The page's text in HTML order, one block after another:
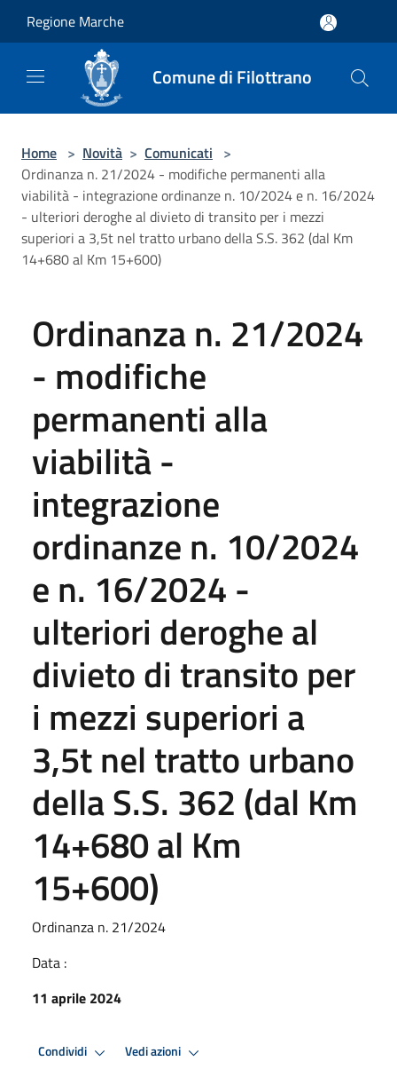
Regione Marche
Comune di Filottrano
Home > Novità > Comunicati >
Ordinanza n. 21/2024 - modifiche permanenti alla
viabilità - integrazione ordinanze n. 10/2024 e n. 16/2024
- ulteriori deroghe al divieto di transito per i mezzi
superiori a 3,5t nel tratto urbano della S.S. 362 (dal Km
14+680 al Km 15+600)
Ordinanza n. 21/2024
- modifiche
permanenti alla
viabilità -
integrazione
ordinanze n. 10/2024
e n. 16/2024 -
ulteriori deroghe al
divieto di transito per
i mezzi superiori a
3,5t nel tratto urbano
della S.S. 362 (dal Km
14+680 al Km
15+600)
Ordinanza n. 21/2024
Data :
11 aprile 2024
Condividi Vedi azioni